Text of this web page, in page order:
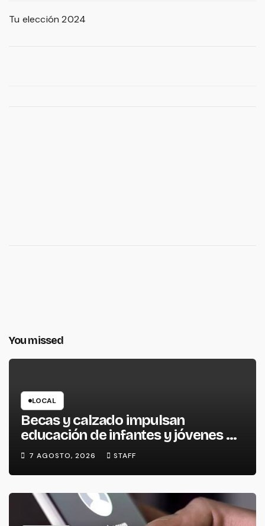
Tu elección 2024
You missed
LOCAL
Becas y calzado impulsan
educación de infantes y jóvenes de
La Piedad
7 AGOSTO, 2026 STAFF